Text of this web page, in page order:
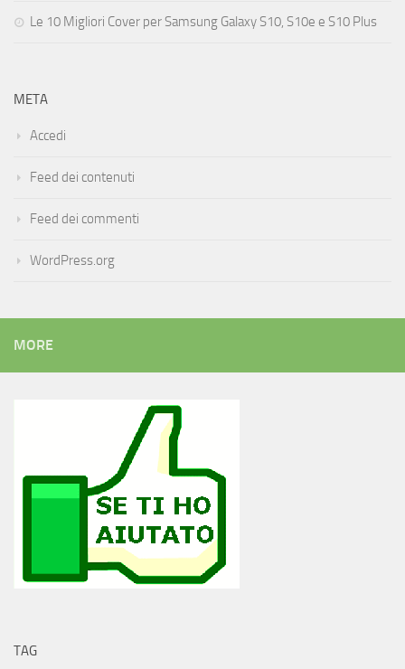
Le 10 Migliori Cover per Samsung Galaxy S10, S10e e S10 Plus
META
Accedi
Feed dei contenuti
Feed dei commenti
WordPress.org
MORE
TAG